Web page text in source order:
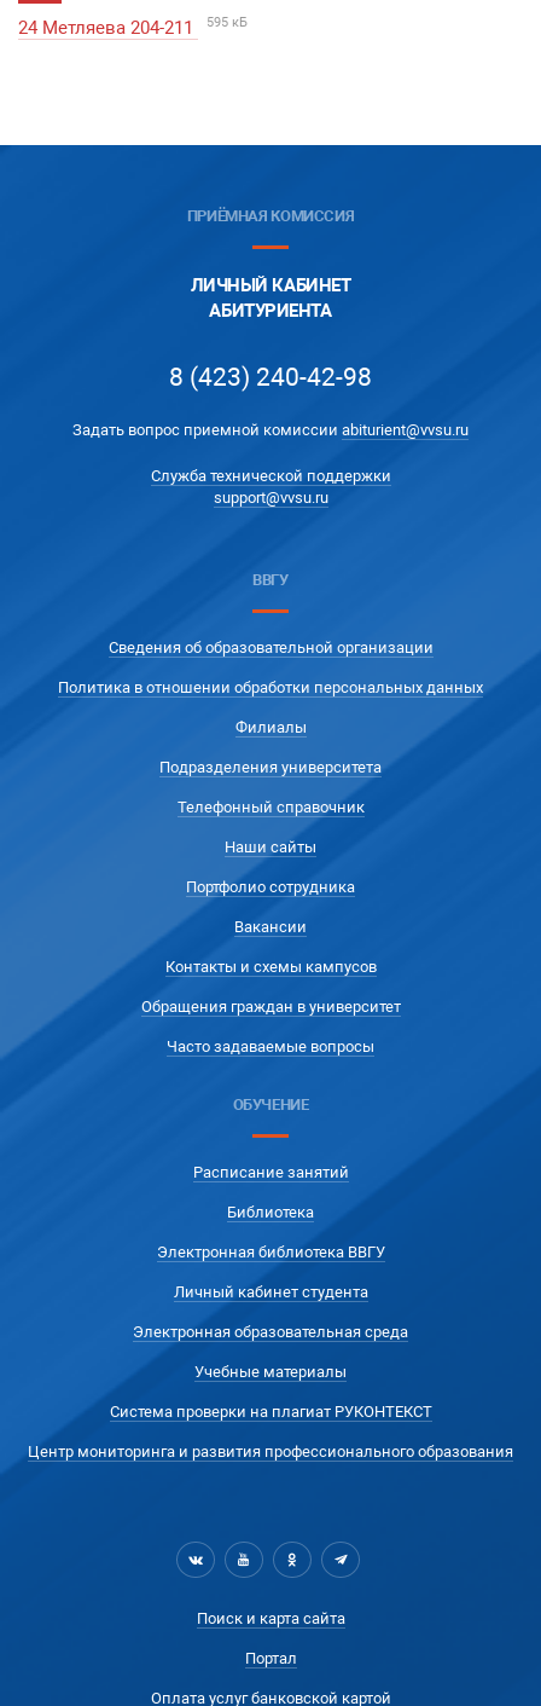
24 Метляева 204-211 595 кБ
ПРИЁМНАЯ КОМИССИЯ
ЛИЧНЫЙ КАБИНЕТ
АБИТУРИЕНТА
8 (423) 240-42-98
Задать вопрос приемной комиссии abiturient@vvsu.ru
Служба технической поддержки
support@vvsu.ru
ВВГУ
Сведения об образовательной организации
Политика в отношении обработки персональных данных
Филиалы
Подразделения университета
Телефонный справочник
Наши сайты
Портфолио сотрудника
Вакансии
Контакты и схемы кампусов
Обращения граждан в университет
Часто задаваемые вопросы
ОБУЧЕНИЕ
Расписание занятий
Библиотека
Электронная библиотека ВВГУ
Личный кабинет студента
Электронная образовательная среда
Учебные материалы
Система проверки на плагиат РУКОНТЕКСТ
Центр мониторинга и развития профессионального образования
Поиск и карта сайта
Портал
Оплата услуг банковской картой